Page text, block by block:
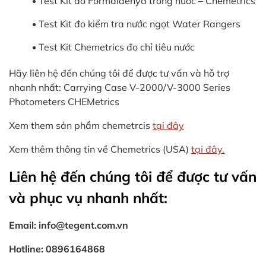
Test Kit đo kiểm tra nước ngọt Water Rangers
Test Kit Chemetrics đo chỉ tiêu nước
Hãy liên hệ đến chúng tôi để được tư vấn và hỗ trợ
nhanh nhất: Carrying Case V-2000/V-3000 Series
Photometers CHEMetrics
Xem them sản phẩm chemetrcis tại đây
Xem thêm thông tin về Chemetrics (USA) tại đây.
Liên hệ đến chúng tôi để được tư vấn
và phục vụ nhanh nhất:
Email: info@tegent.com.vn
Hotline: 0896164868